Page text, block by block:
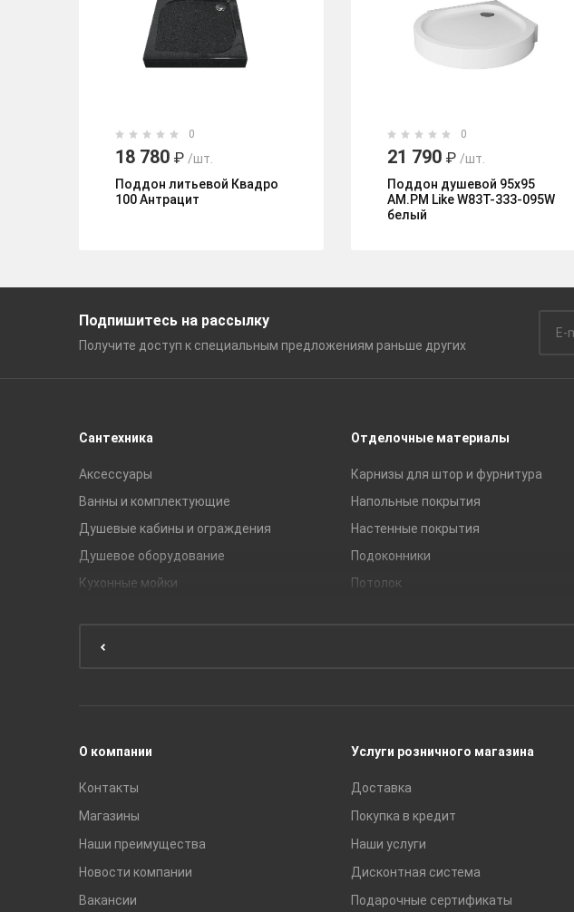
0
18 780 ₽ /шт.
Поддон литьевой Квадро
100 Антрацит
0
21 790 ₽ /шт.
Поддон душевой 95x95
AM.PM Like W83T-333-095W
белый
Подпишитесь на рассылку
Получите доступ к специальным предложениям раньше других
Сантехника
Аксессуары
Ванны и комплектующие
Душевые кабины и ограждения
Душевое оборудование
Кухонные мойки
Отделочные материалы
Карнизы для штор и фурнитура
Напольные покрытия
Настенные покрытия
Подоконники
Потолок
О компании
Контакты
Магазины
Наши преимущества
Новости компании
Вакансии
Услуги розничного магазина
Доставка
Покупка в кредит
Наши услуги
Дисконтная система
Подарочные сертификаты